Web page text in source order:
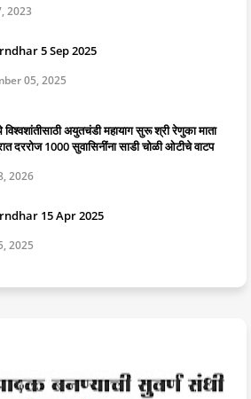
2023
5 Sep 2025
05, 2025
अयुतचंडी महायाग सुरू श्री रेणुका माता
दररोज 1000 सुवासिनींना साडी चोळी ओटीचे वाटप
2026
15 Apr 2025
2025